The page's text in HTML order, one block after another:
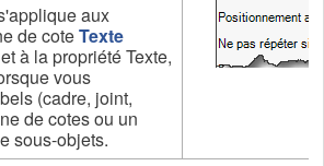
aux
de coteTexte
et à la propriété Texte,
vous
(cadre, joint,
de cotes ou un
sous-objets.